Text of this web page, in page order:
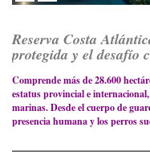
Reserva Costa
protegida y el desafío
Comprende más de 28.600
estatus provincial e
marinas. Desde el cuerpo de
presencia humana y los perros